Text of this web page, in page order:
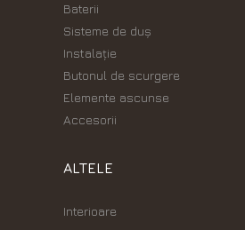
Baterii
Sisteme de duș
Instalație
Butonul de scurgere
Elemente ascunse
Accesorii
ALTELE
Interioare